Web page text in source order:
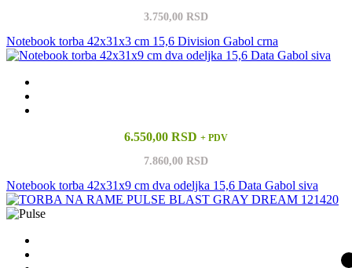
3.750,00 RSD
Notebook torba 42x31x3 cm 15,6 Division Gabol crna
6.550,00 RSD + PDV
7.860,00 RSD
Notebook torba 42x31x9 cm dva odeljka 15,6 Data Gabol siva